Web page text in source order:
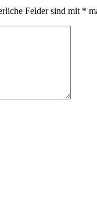
Felder sind mit *